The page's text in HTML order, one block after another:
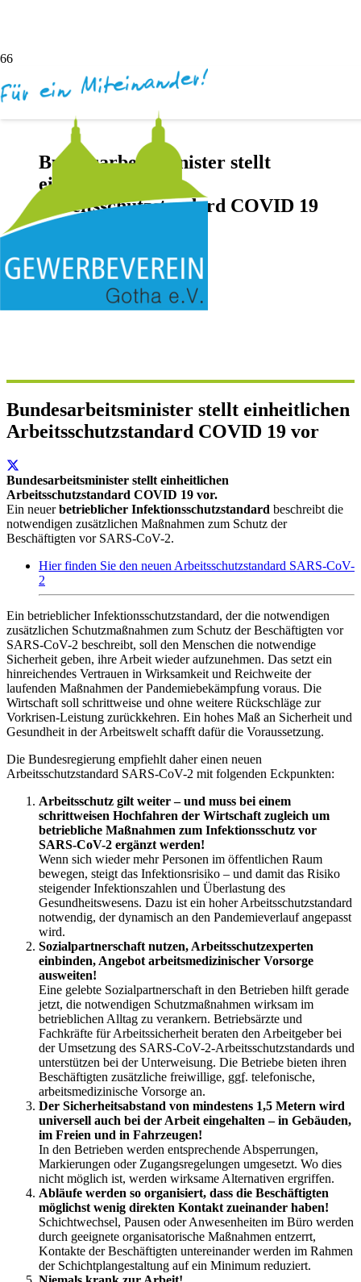
Bundesarbeitsminister stellt
einheitlichen
Arbeitsschutzstandard COVID 19
vor
vor 6 Jahren
Andreas Dötsch
Keine Kommentare
Bundesarbeitsminister stellt einheitlichen
Arbeitsschutzstandard COVID 19 vor
Bundesarbeitsminister stellt einheitlichen
Arbeitsschutzstandard COVID 19 vor.
Ein neuerbetrieblicher Infektionsschutzstandard beschreibt die
notwendigen zusätzlichen Maßnahmen zum Schutz der
Beschäftigten vor SARS-CoV-2.
Hier finden Sie den neuen Arbeitsschutzstandard SARS-CoV-
2
Ein betrieblicher Infektionsschutzstandard, der die notwendigen
zusätzlichen Schutzmaßnahmen zum Schutz der Beschäftigten vor
SARS-CoV-2 beschreibt, soll den Menschen die notwendige
Sicherheit geben, ihre Arbeit wieder aufzunehmen. Das setzt ein
hinreichendes Vertrauen in Wirksamkeit und Reichweite der
laufenden Maßnahmen der Pandemiebekämpfung voraus. Die
Wirtschaft soll schrittweise und ohne weitere Rückschläge zur
Vorkrisen-Leistung zurückkehren. Ein hohes Maß an Sicherheit und
Gesundheit in der Arbeitswelt schafft dafür die Voraussetzung.
Die Bundesregierung empfiehlt daher einen neuen
Arbeitsschutzstandard SARS-CoV-2 mit folgenden Eckpunkten:
Arbeitsschutz gilt weiter – und muss bei einem
schrittweisen Hochfahren der Wirtschaft zugleich um
betriebliche Maßnahmen zum Infektionsschutz vor
SARS-CoV-2 ergänzt werden!
Wenn sich wieder mehr Personen im öffentlichen Raum
bewegen, steigt das Infektionsrisiko – und damit das Risiko
steigender Infektionszahlen und Überlastung des
Gesundheitswesens. Dazu ist ein hoher Arbeitsschutzstandard
notwendig, der dynamisch an den Pandemieverlauf angepasst
wird.
Sozialpartnerschaft nutzen, Arbeitsschutzexperten
einbinden, Angebot arbeitsmedizinischer Vorsorge
ausweiten!
Eine gelebte Sozialpartnerschaft in den Betrieben hilft gerade
jetzt, die notwendigen Schutzmaßnahmen wirksam im
betrieblichen Alltag zu verankern. Betriebsärzte und
Fachkräfte für Arbeitssicherheit beraten den Arbeitgeber bei
der Umsetzung des SARS-CoV-2-Arbeitsschutzstandards und
unterstützen bei der Unterweisung. Die Betriebe bieten ihren
Beschäftigten zusätzliche freiwillige, ggf. telefonische,
arbeitsmedizinische Vorsorge an.
Der Sicherheitsabstand von mindestens 1,5 Metern wird
universell auch bei der Arbeit eingehalten – in Gebäuden,
im Freien und in Fahrzeugen!
In den Betrieben werden entsprechende Absperrungen,
Markierungen oder Zugangsregelungen umgesetzt. Wo dies
nicht möglich ist, werden wirksame Alternativen ergriffen.
Abläufe werden so organisiert, dass die Beschäftigten
möglichst wenig direkten Kontakt zueinander haben!
Schichtwechsel, Pausen oder Anwesenheiten im Büro werden
durch geeignete organisatorische Maßnahmen entzerrt,
Kontakte der Beschäftigten untereinander werden im Rahmen
der Schichtplangestaltung auf ein Minimum reduziert.